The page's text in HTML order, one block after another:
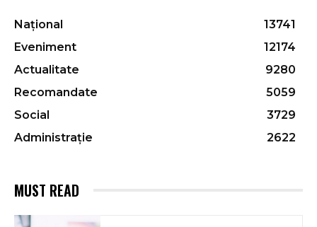
Național
13741
Eveniment
12174
Actualitate
9280
Recomandate
5059
Social
3729
Administrație
2622
MUST READ